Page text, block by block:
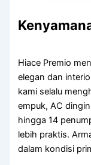
Hiace Premio
elegan dan
kami selalu
empuk, AC
hingga 14
lebih praktis.
dalam kondisi